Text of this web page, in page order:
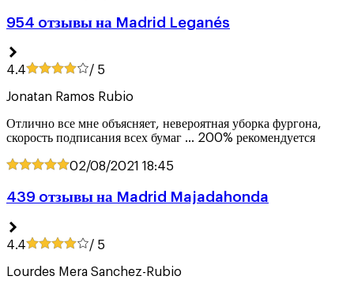
954 oтзывы на Madrid Leganés
4.4 / 5
Jonatan Ramos Rubio
Отлично все мне объясняет, невероятная уборка фургона,
скорость подписания всех бумаг ... 200% рекомендуется
02/08/2021 18:45
439 oтзывы на Madrid Majadahonda
4.4 / 5
Lourdes Mera Sanchez-Rubio